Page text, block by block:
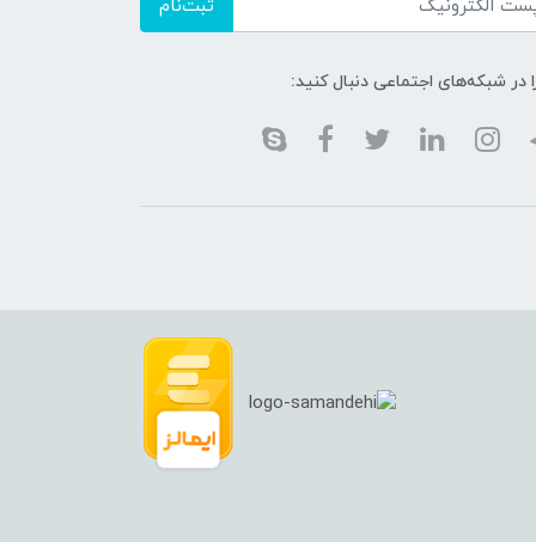
ثبت‌نام
در شبکه‌های اجتماعی دنبال کنید: